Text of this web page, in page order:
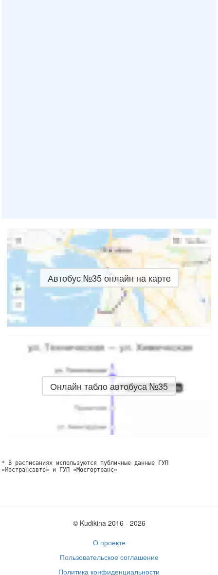
Автобус №35 онлайн на карте
Онлайн табло автобуса №35
* В расписаниях используются публичные данные ГУП
«Мострансавто» и ГУП «Мосгортранс»
© Kudikina 2016 ‐ 2026
О проекте
Пользовательское соглашение
Политика конфиденциальности